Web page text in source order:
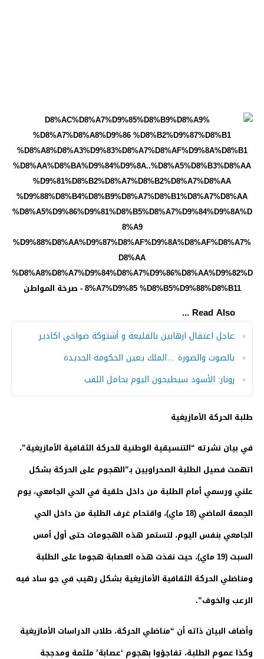
Read Also ...
عاجل اعتقال ارهابين بالقليعة و أشتوكة ضواحي اكادير
بالصوت والصورة …الملك يعين الحكومة الجديدة
رونار: الأسود سيطيحون اليوم بحامل اللقب
طلبة الحركة الأمازيغية
في بيان نشرته “التنسيقية الوطنية للحركة الثقافية الأمازيغية”،
اتهمت فصيل الطلبة الصحراويين بـ”الهجوم على الحركة بشكل
علني ورسمي أمام الطلبة من داخل حلقية في الحي الجامعي، يوم
الجمعة الماضي (18 ماي)، واقتحام غرف الطلبة من داخل الحي
الجامعي بنفس اليوم، لتستمر هذه الهجومات حتى أول أمس
السبت (19 ماي)، حيت نفذت هذه العصابة هجوما على الطلبة
ومناضلي الحركة الثقافية الأمازيغية بشكل رهيب في جو ساد فيه
الرعب والخوف”.
وأضاف البيان ذاته أن “مناضلي الحركة، طلاب الدراسات اﻷمازيغية
وكذا عموم الطلبة، تفاجؤوا بهجوم ‘عصابة’ ملثمة ومدججة